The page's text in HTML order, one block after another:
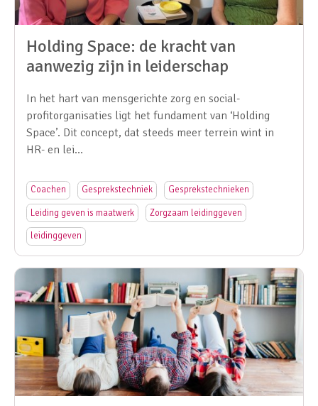
Holding Space: de kracht van
aanwezig zijn in leiderschap
In het hart van mensgerichte zorg en social-
profitorganisaties ligt het fundament van ‘Holding
Space’. Dit concept, dat steeds meer terrein wint in
HR- en lei…
Coachen Gesprekstechniek Gesprekstechnieken
Leiding geven is maatwerk Zorgzaam leidinggeven
leidinggeven